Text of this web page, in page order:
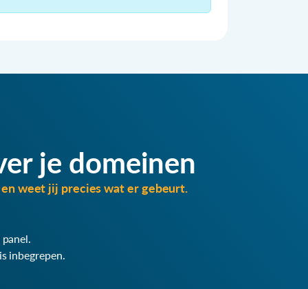
je domeinen
weet jij precies wat er gebeurt.
inbegrepen.